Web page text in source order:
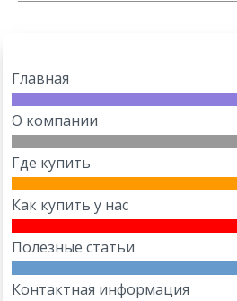
Главная
О компании
Где купить
Как купить у нас
Полезные статьи
Контактная информация